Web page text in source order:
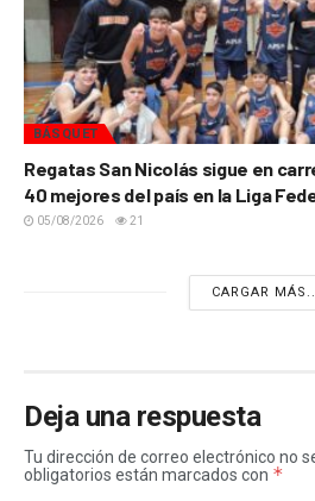
BÁSQUET
Regatas San Nicolás sigue en
40 mejores del país en la Liga
05/08/2026 21
CARGAR
Deja una respuesta
Tu dirección de correo electrónico no
obligatorios están marcados con *